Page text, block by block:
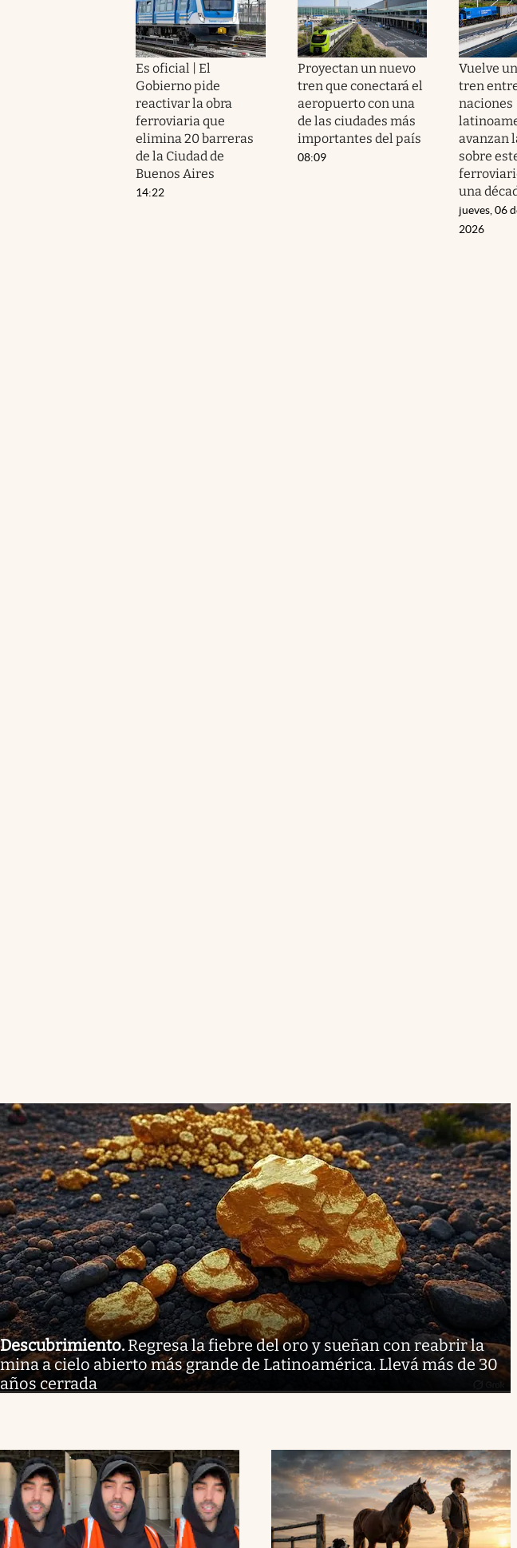
Es oficial | El
Gobierno pide
reactivar la obra
ferroviaria que
elimina 20 barreras
de la Ciudad de
Buenos Aires
14:22
Proyectan un nuevo
tren que conectará el
aeropuerto con una
de las ciudades más
importantes del país
08:09
Vuelve
tren
naciones
avanzan
sobre
una
jueves, 06
2026
Descubrimiento. Regresa la fiebre del oro y sueñan con reabrir la
mina a cielo abierto más grande de Latinoamérica. Llevá más de 30
años cerrada